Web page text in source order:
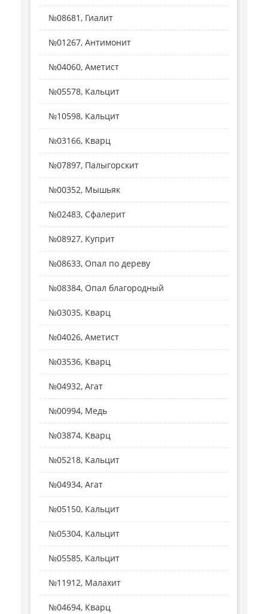
№08681, Гиалит
№01267, Антимонит
№04060, Аметист
№05578, Кальцит
№10598, Кальцит
№03166, Кварц
№07897, Палыгорскит
№00352, Мышьяк
№02483, Сфалерит
№08927, Куприт
№08633, Опал по дереву
№08384, Опал благородный
№03035, Кварц
№04026, Аметист
№03536, Кварц
№04932, Агат
№00994, Медь
№03874, Кварц
№05218, Кальцит
№04934, Агат
№05150, Кальцит
№05304, Кальцит
№05585, Кальцит
№11912, Малахит
№04694, Кварц